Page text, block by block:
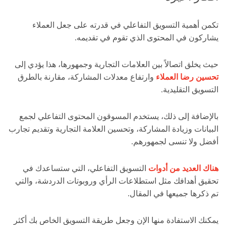
تكمن أهمية التسويق التفاعلي في قدرته على جعل العملاء
يشاركون في المحتوى الذي تقوم في تقديمه.
حيث يخلق اتصالاً بين العلامات التجارية وجمهورها، هذا يؤدي إلى
تحسين رضا العملاء وارتفاع معدلات المشاركة، مقارنة بالطرق
التسويق التقليدية.
بالإضافة إلى ذلك، يستخدم المسوقون المحتوى التفاعلي لجمع
البيانات وزيادة المشاركة، وتحسين العلامة التجارية وتقديم تجارب
أفضل ولا تنسى لجمهورهم.
هناك العديد من أدوات التسويق التفاعلي، التي ستساعدك في
تحقيق أهدافك مثل استطلاعات الرأي وروبوتات الدردشة، والتي
تم ذكرها جميعها في المقال.
يمكنك الاستفادة منها الإن وجعل طريقة التسويق الخاص بك أكثر